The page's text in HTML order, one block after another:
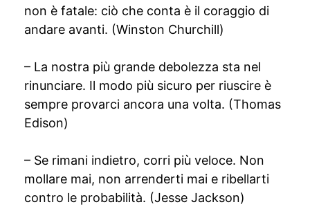
non è fatale: ciò che conta è il coraggio di
andare avanti. (Winston Churchill)
– La nostra più grande debolezza sta nel
rinunciare. Il modo più sicuro per riuscire è
sempre provarci ancora una volta. (Thomas
Edison)
– Se rimani indietro, corri più veloce. Non
mollare mai, non arrenderti mai e ribellarti
contro le probabilità. (Jesse Jackson)